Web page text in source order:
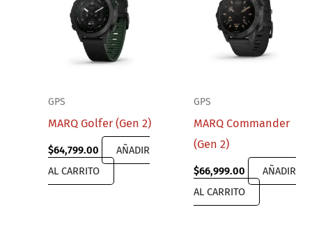
GPS
MARQ Golfer (Gen 2)
$64,799.00
AÑADIR
AL CARRITO
GPS
MARQ Commander
(Gen 2)
$66,999.00
AÑADIR
AL CARRITO